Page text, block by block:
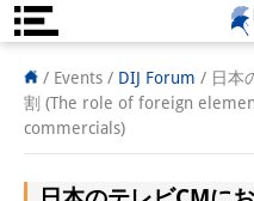
About us
Institute
Team
/ Events / DIJ Forum / 日本
割 (The role of foreign
commercials)